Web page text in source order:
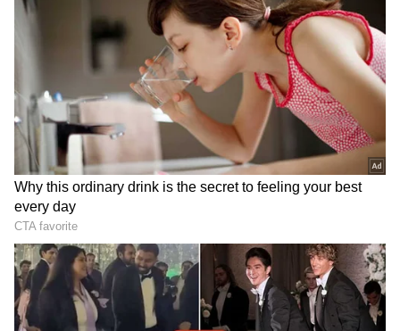
Image Credit :
ஹீரோ சூப்பர் ஸ்பிளெண்டர் (Hero Super
Splendor)
ஹீரோ சூப்பர் ஸ்பிளெண்டர் வேலைக்கு
இதோட முக்கிய காரணம், நம்பகமான
124.7cc இன்ஜினும், சிம்பிளான
டிசைனும்தான். இந்த பைக் எந்த